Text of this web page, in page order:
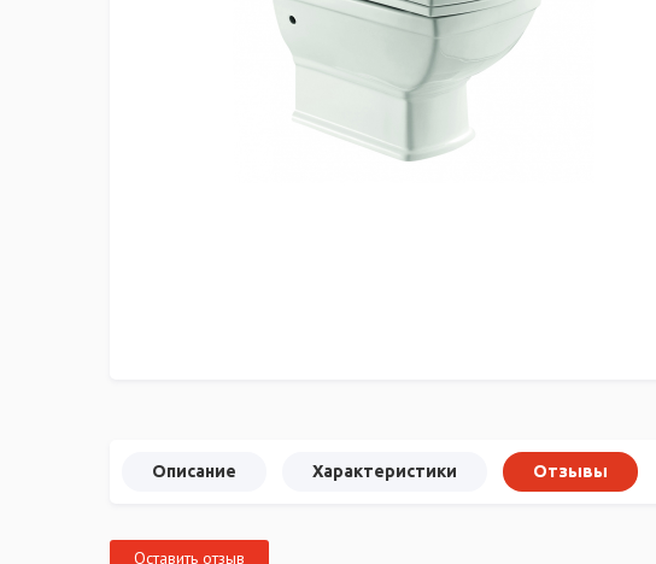
Описание Характеристики Отзывы
Оставить отзыв